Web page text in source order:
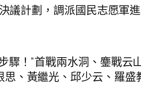
計劃，調派國民志愿軍進
！”首戰兩水洞、鏖戰云
、黃繼光、邱少云、羅盛